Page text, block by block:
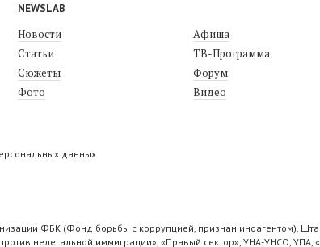
NEWSLAB
Новости
Статьи
Сюжеты
Фото
Афиша
ТВ-Программа
Форум
Видео
данных
ФБК (Фонд борьбы с коррупцией, признан иноагентом),
нелегальной иммиграции», «Правый сектор», УНА-УНСО,